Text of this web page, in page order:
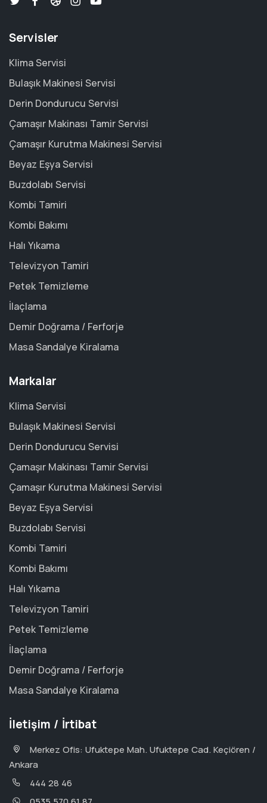
Servisler
Klima Servisi
Bulaşık Makinesi Servisi
Derin Dondurucu Servisi
Çamaşır Makinası Tamir Servisi
Çamaşır Kurutma Makinesi Servisi
Beyaz Eşya Servisi
Buzdolabı Servisi
Kombi Tamiri
Kombi Bakımı
Halı Yıkama
Televizyon Tamiri
Petek Temizleme
İlaçlama
Demir Doğrama / Ferforje
Masa Sandalye Kiralama
Markalar
Klima Servisi
Bulaşık Makinesi Servisi
Derin Dondurucu Servisi
Çamaşır Makinası Tamir Servisi
Çamaşır Kurutma Makinesi Servisi
Beyaz Eşya Servisi
Buzdolabı Servisi
Kombi Tamiri
Kombi Bakımı
Halı Yıkama
Televizyon Tamiri
Petek Temizleme
İlaçlama
Demir Doğrama / Ferforje
Masa Sandalye Kiralama
İletişim / İrtibat
Merkez Ofis: Ufuktepe Mah. Ufuktepe Cad. Keçiören /
Ankara
444 28 46